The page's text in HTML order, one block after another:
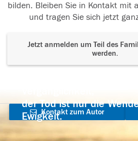
bilden. Bleiben Sie in Kontakt mit
und tragen Sie sich jetzt
Jetzt anmelden um Teil des
werden.
der Tod ist nur die
Ewigkeit.
Kontakt zum Autor
aufnehmen